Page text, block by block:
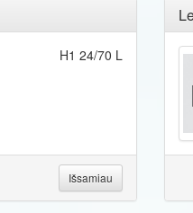
H1 24/70 L
Išsamiau